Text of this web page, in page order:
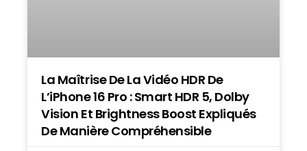
La Maîtrise De La Vidéo HDR De
L’iPhone 16 Pro : Smart HDR 5, Dolby
Vision Et Brightness Boost Expliqués
De Manière Compréhensible